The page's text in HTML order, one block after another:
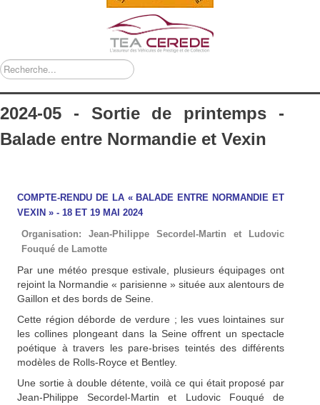
Rechercher
2024-05 - Sortie de printemps -
Balade entre Normandie et Vexin
COMPTE-RENDU DE LA « BALADE ENTRE NORMANDIE ET
VEXIN » - 18 ET 19 MAI 2024
Organisation: Jean-Philippe Secordel-Martin et Ludovic
Fouqué de Lamotte
Par une météo presque estivale, plusieurs équipages ont
rejoint la Normandie « parisienne » située aux alentours de
Gaillon et des bords de Seine.
Cette région déborde de verdure ; les vues lointaines sur
les collines plongeant dans la Seine offrent un spectacle
poétique à travers les pare-brises teintés des différents
modèles de Rolls-Royce et Bentley.
Une sortie à double détente, voilà ce qui était proposé par
Jean-Philippe Secordel-Martin et Ludovic Fouqué de